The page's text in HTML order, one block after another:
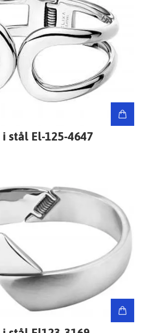
stål El-125-4647